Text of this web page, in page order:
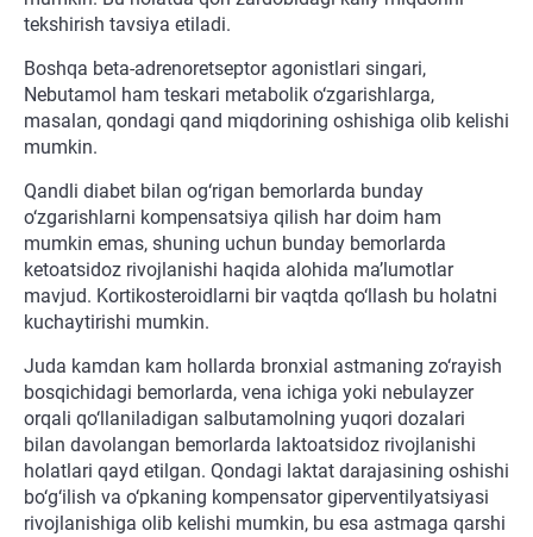
tekshirish tavsiya etiladi.
Boshqa beta-adrenoretseptor agonistlari singari,
Nebutamol ham teskari metabolik o‘zgarishlarga,
masalan, qondagi qand miqdorining oshishiga olib kelishi
mumkin.
Qandli diabet bilan og‘rigan bemorlarda bunday
o‘zgarishlarni kompensatsiya qilish har doim ham
mumkin emas, shuning uchun bunday bemorlarda
ketoatsidoz rivojlanishi haqida alohida ma’lumotlar
mavjud. Kortikosteroidlarni bir vaqtda qo‘llash bu holatni
kuchaytirishi mumkin.
Juda kamdan kam hollarda bronxial astmaning zo‘rayish
bosqichidagi bemorlarda, vena ichiga yoki nebulayzer
orqali qo‘llaniladigan salbutamolning yuqori dozalari
bilan davolangan bemorlarda laktoatsidoz rivojlanishi
holatlari qayd etilgan. Qondagi laktat darajasining oshishi
bo‘g‘ilish va o‘pkaning kompensator giperventilyatsiyasi
rivojlanishiga olib kelishi mumkin, bu esa astmaga qarshi